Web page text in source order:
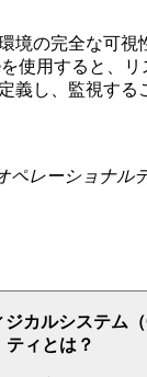
境の完全な可視
使用すると、リ
義し、監視する
ペレーショナル
カルシステム
ティとは？